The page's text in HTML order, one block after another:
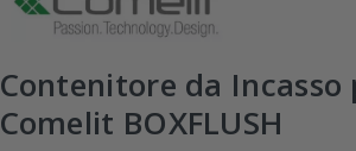
Contenitore da
Comelit BOXFLUSH